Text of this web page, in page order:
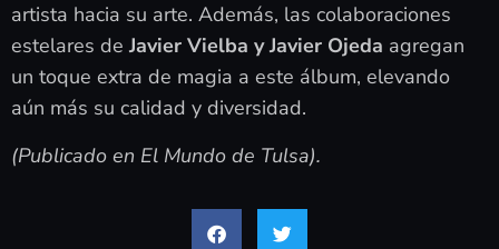
artista hacia su arte. Además, las colaboraciones
estelares de Javier Vielba y Javier Ojeda agregan
un toque extra de magia a este álbum, elevando
aún más su calidad y diversidad.
(Publicado en El Mundo de Tulsa).